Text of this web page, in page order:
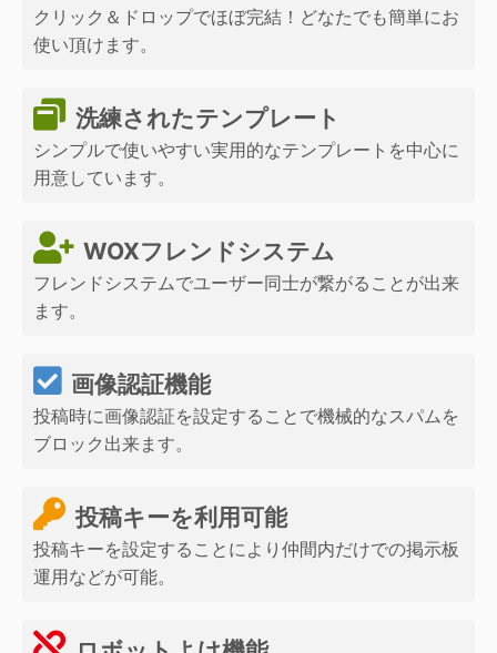
クリック＆ドロップでほぼ完結！どなたでも簡単にお
使い頂けます。
洗練されたテンプレート
シンプルで使いやすい実用的なテンプレートを中心に
用意しています。
WOXフレンドシステム
フレンドシステムでユーザー同士が繋がることが出来
ます。
画像認証機能
投稿時に画像認証を設定することで機械的なスパムを
ブロック出来ます。
投稿キーを利用可能
投稿キーを設定することにより仲間内だけでの掲示板
運用などが可能。